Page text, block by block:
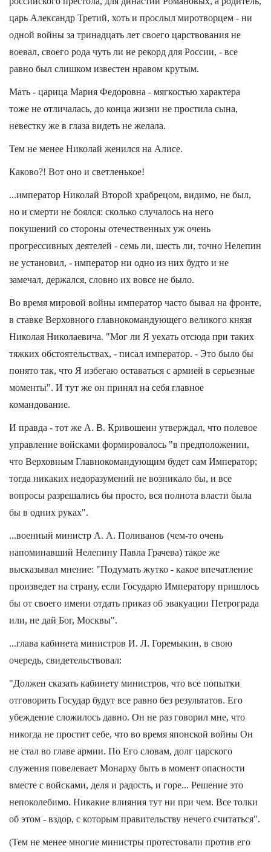
царь Александр Третий, хоть и прослыл миротворцем - ни
одной войны за тринадцать лет своего царствования не
воевал, своего рода чуть ли не рекорд для России, - все
равно был слишком известен нравом крутым.
Мать - царица Мария Федоровна - мягкостью характера
тоже не отличалась, до конца жизни не простила сына,
невестку же в глаза видеть не желала.
Тем не менее Николай женился на Алисе.
Каково?! Вот оно и светленькое!
...император Николай Второй храбрецом, видимо, не был,
но и смерти не боялся: сколько случалось на него
покушений со стороны отечественных уж очень
прогрессивных деятелей - семь ли, шесть ли, точно Нелепин
не установил, - император ни одно из них будто и не
замечал, держался, словно их вовсе не было.
Во время мировой войны император часто бывал на фронте,
в ставке Верховного главнокомандующего великого князя
Николая Николаевича. "Мог ли Я уехать отсюда при таких
тяжких обстоятельствах, - писал император. - Это было бы
понято так, что Я избегаю оставаться с армией в серьезные
моменты". И тут же он принял на себя главное
командование.
И правда - тот же А. В. Кривошеин утверждал, что полевое
управление войсками формировалось "в предположении,
что Верховным Главнокомандующим будет сам Император;
тогда никаких недоразумений не возникало бы, и все
вопросы разрешались бы просто, вся полнота власти была
бы в одних руках".
...военный министр А. А. Поливанов (чем-то очень
напоминавший Нелепину Павла Грачева) такое же
высказывал мнение: "Подумать жутко - какое впечатление
произведет на страну, если Государю Императору пришлось
бы от своего имени отдать приказ об эвакуации Петрограда
или, не дай Бог, Москвы".
...глава кабинета министров И. Л. Горемыкин, в свою
очередь, свидетельствовал:
"Должен сказать кабинету министров, что все попытки
отговорить Государ будут все равно без результатов. Его
убеждение сложилось давно. Он не раз говорил мне, что
никогда не простит себе, что во время японской войны Он
не стал во главе армии. По Его словам, долг царского
служения повелевает Монарху быть в момент опасности
вместе с войсками, деля и радость, и горе... Решение это
непоколебимо. Никакие влияния тут ни при чем. Все толки
об этом - вздор, с которым правительству нечего считаться".
(Тем не менее многие министры протестовали против его